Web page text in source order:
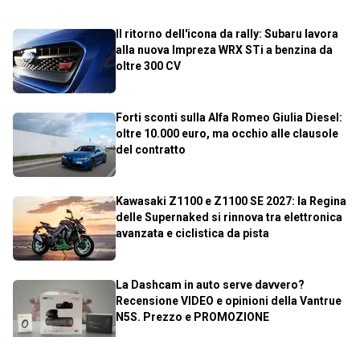
Il ritorno dell'icona da rally: Subaru lavora
alla nuova Impreza WRX STi a benzina da
oltre 300 CV
Forti sconti sulla Alfa Romeo Giulia Diesel:
oltre 10.000 euro, ma occhio alle clausole
del contratto
Kawasaki Z1100 e Z1100 SE 2027: la Regina
delle Supernaked si rinnova tra elettronica
avanzata e ciclistica da pista
La Dashcam in auto serve davvero?
Recensione VIDEO e opinioni della Vantrue
N5S. Prezzo e PROMOZIONE